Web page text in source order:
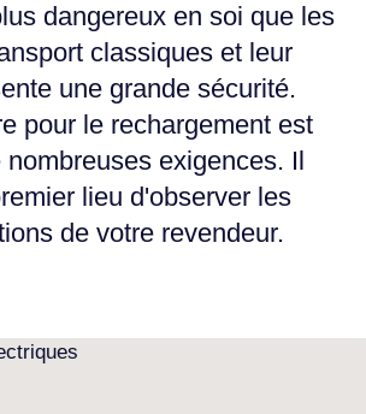
dangereux en soi que les
classiques et leur
une grande sécurité.
pour le rechargement est
exigences. Il
lieu d'observer les
de votre revendeur.